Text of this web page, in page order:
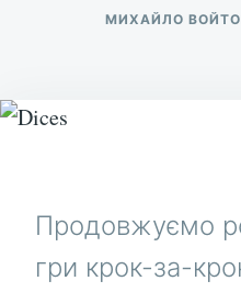
МИХАЙЛО
Продовжуємо
гри крок-за-